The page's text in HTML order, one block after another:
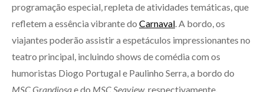
programação especial, repleta de atividades temáticas, que
refletem a essência vibrante do Carnaval . A bordo, os
viajantes poderão assistir a espetáculos impressionantes no
teatro principal, incluindo shows de comédia com os
humoristas Diogo Portugal e Paulinho Serra, a bordo do
MSC Grandiosae do MSC Seaview, respectivamente.